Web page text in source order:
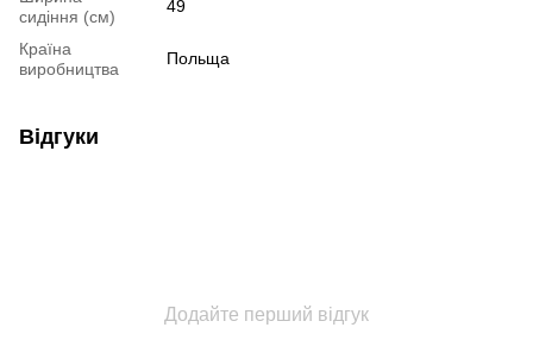
сидіння (см)
49
Країна
виробництва
Польща
Відгуки
Додайте перший відгук